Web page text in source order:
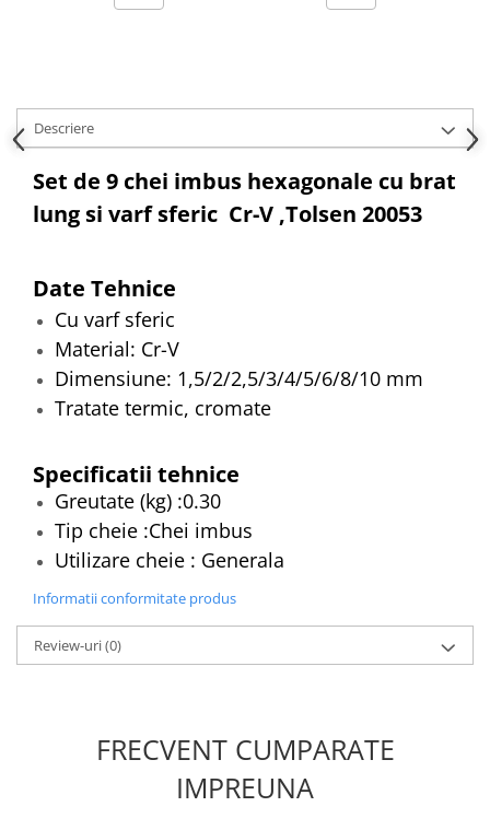
Hote cupolare
Hote decorative
Hote insula
Hote telescopice
Masini de Spalat Rufe & Uscatoare
Accesorii masini de spalat &
Masini de spalat rufe cu uscator
Masini de spalat rufe verticale
Masini de spalat vase
Masini de spalat vase incorporabile
Masini de spalat vase
independente
Motoburghiu/Foreza pamant
Pachete Incorporabile
Pirostrii & Arzatoare
Semanatoare,Plantatoare
Descriere
Set de 9 chei imbus hexagonale cu brat
lung si varf sferic Cr-V ,Tolsen 20053
Date Tehnice
Cu varf sferic
Material: Cr-V
Dimensiune: 1,5/2/2,5/3/4/5/6/8/10 mm
Tratate termic, cromate
Specificatii tehnice
Greutate (kg) :0.30
Tip cheie :Chei imbus
Utilizare cheie : Generala
Informatii conformitate produs
Review-uri(0)
FRECVENT CUMPARATE
IMPREUNA